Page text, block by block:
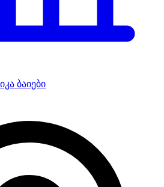
ბაიები